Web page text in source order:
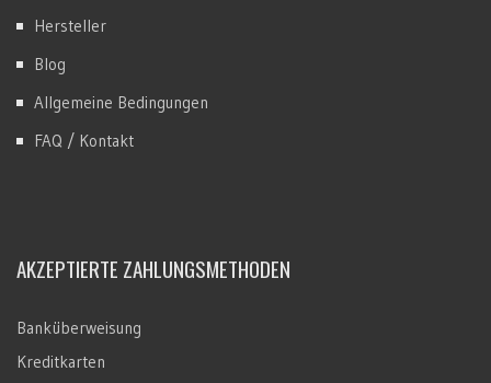
Hersteller
Blog
Allgemeine Bedingungen
FAQ / Kontakt
AKZEPTIERTE ZAHLUNGSMETHODEN
Banküberweisung
Kreditkarten